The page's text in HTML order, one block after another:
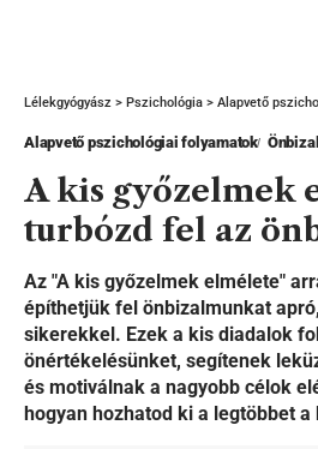
Lélekgyógyász > Pszichológia > Alapvető
Alapvető pszichológiai folyamatok
A kis győzelmek
turbózd fel az
Az "A kis győzelmek elmélete"
építhetjük fel önbizalmunkat
sikerekkel. Ezek a kis diadalok
önértékelésünket, segítenek
és motiválnak a nagyobb célok
hogyan hozhatod ki a legtöbbet